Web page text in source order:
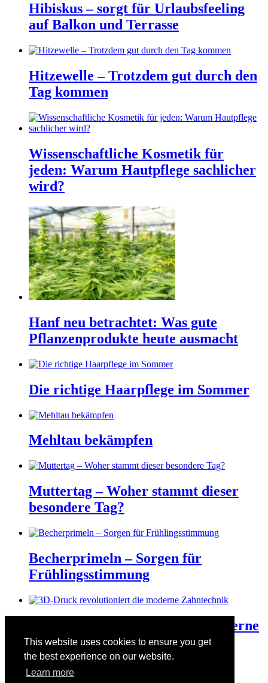
This website uses cookies to ensure you get
the best experience on our website.
Learn more
Hibiskus – sorgt für Urlaubsfeeling
auf Balkon und Terrasse
Hitzewelle – Trotzdem gut durch den
Tag kommen
Wissenschaftliche Kosmetik für
jeden: Warum Hautpflege sachlicher
wird?
Hanf neu betrachtet: Was gute
Pflanzenprodukte heute ausmacht
Die richtige Haarpflege im Sommer
Mehltau bekämpfen
Muttertag – Woher stammt dieser
besondere Tag?
Becherprimeln – Sorgen für
Frühlingsstimmung
3D-Druck revolutioniert die moderne
Zahntechnik